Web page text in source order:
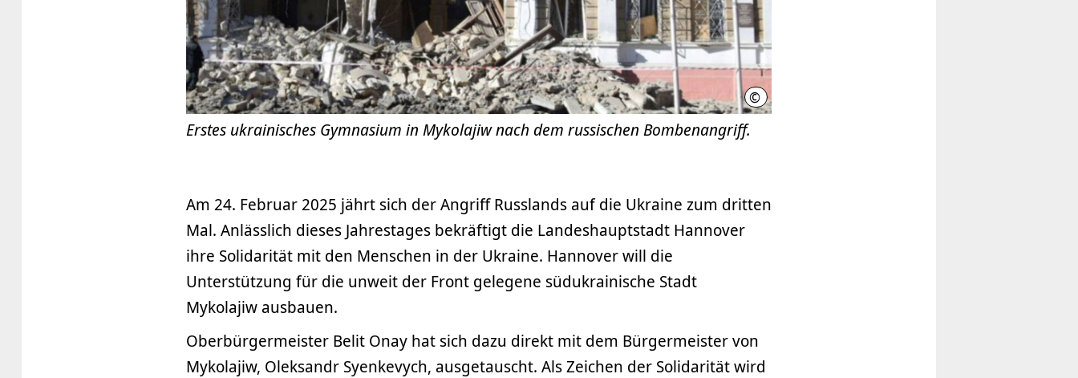
© LHH
Erstes ukrainisches Gymnasium in Mykolajiw nach dem russischen Bombenangriff.
Am 24. Februar 2025 jährt sich der Angriff Russlands auf die Ukraine zum dritten
Mal. Anlässlich dieses Jahrestages bekräftigt die Landeshauptstadt Hannover
ihre Solidarität mit den Menschen in der Ukraine. Hannover will die
Unterstützung für die unweit der Front gelegene südukrainische Stadt
Mykolajiw ausbauen.
Oberbürgermeister Belit Onay hat sich dazu direkt mit dem Bürgermeister von
Mykolajiw, Oleksandr Syenkevych, ausgetauscht. Als Zeichen der Solidarität wird